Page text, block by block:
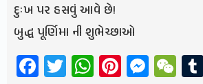
દુઃખ પર હસવું આવે છે!
બુદ્ધ પૂર્ણિમા ની શુભેચ્છાઓ
Facebook
Twitter
WhatsApp
Pinterest